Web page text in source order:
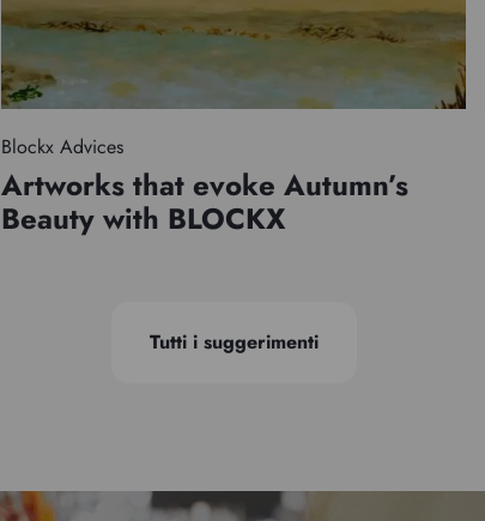
Blockx Advices
Artworks that evoke Autumn’s
Beauty with BLOCKX
Tutti i suggerimenti